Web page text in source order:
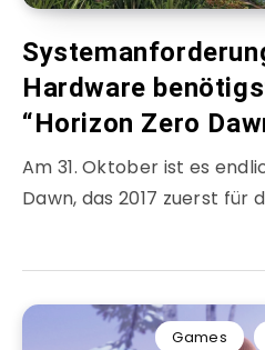
Hardware
“Horizon Zero
Am 31. Oktober ist es
Dawn, das 2017 zuerst für
Games